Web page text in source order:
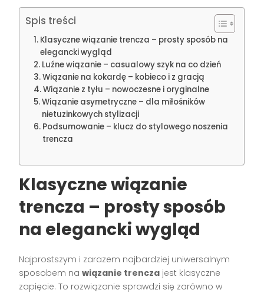
Spis treści
Klasyczne wiązanie trencza – prosty sposób na
elegancki wygląd
Luźne wiązanie – casualowy szyk na co dzień
Wiązanie na kokardę – kobieco i z gracją
Wiązanie z tyłu – nowoczesne i oryginalne
Wiązanie asymetryczne – dla miłośników
nietuzinkowych stylizacji
Podsumowanie – klucz do stylowego noszenia
trencza
Klasyczne wiązanie
trencza – prosty sposób
na elegancki wygląd
Najprostszym i zarazem najbardziej uniwersalnym
sposobem nawiązanie trencza jest klasyczne
zapięcie. To rozwiązanie sprawdzi się zarówno w